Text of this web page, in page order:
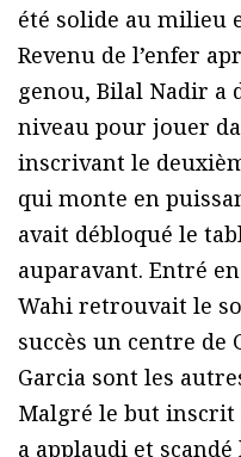
été solide au milieu
Revenu de l’enfer
genou, Bilal Nadir a
niveau pour jouer
inscrivant le
qui monte en
avait débloqué le
auparavant. Entré
Wahi retrouvait le
succès un centre de
Garcia sont les
Malgré le but inscrit
a applaudi et